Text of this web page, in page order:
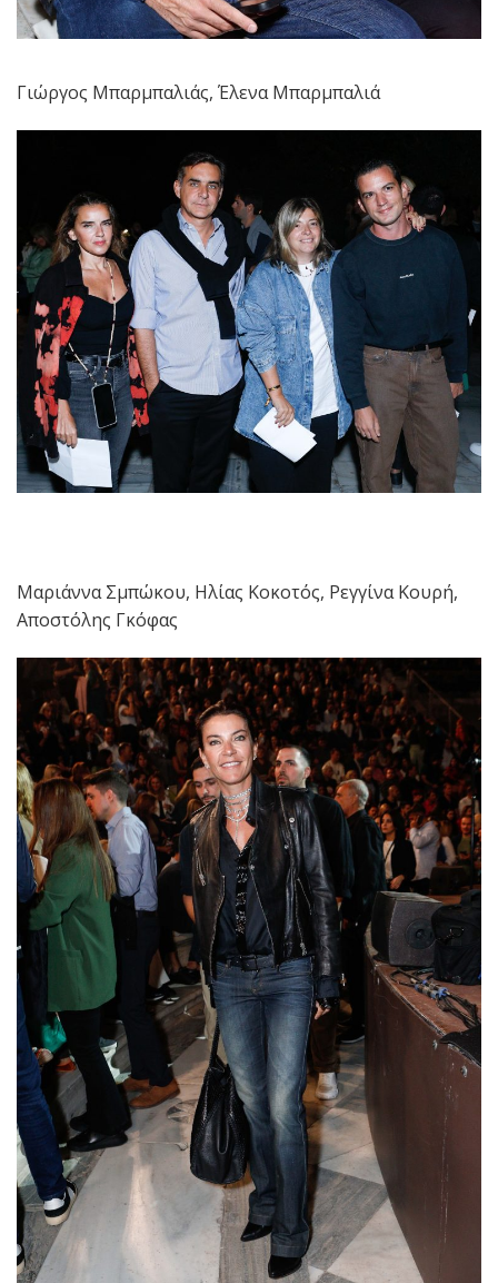
Γιώργος Μπαρμπαλιάς, Έλενα Μπαρμπαλιά
Μαριάννα Σμπώκου, Ηλίας Κοκοτός, Ρεγγίνα Κουρή,
Αποστόλης Γκόφας